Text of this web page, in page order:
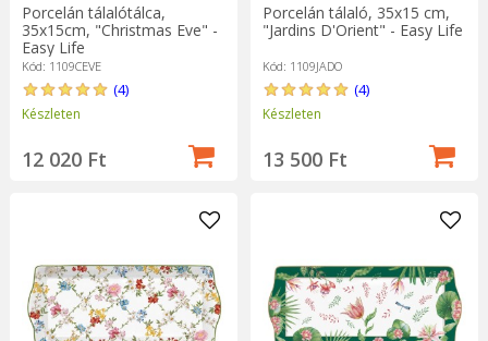
Porcelán tálalótálca,
35x15cm, "Christmas Eve" - ​​
Easy Life
Kód: 1109CEVE
(4)
Készleten
12 020 Ft
Porcelán tálaló, 35x15 cm,
"Jardins D'Orient" - Easy Life
Kód: 1109JADO
(4)
Készleten
13 500 Ft